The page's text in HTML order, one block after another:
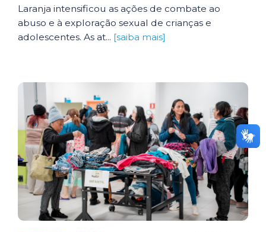
Laranja intensificou as ações de combate ao
abuso e à exploração sexual de crianças e
adolescentes. As at... [saiba mais]